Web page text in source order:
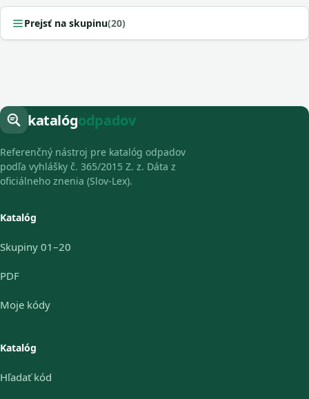
Prejsť na skupinu(20)
katalógodpadov
Referenčný nástroj pre katalóg odpadov
podľa vyhlášky č. 365/2015 Z. z. Dáta z
oficiálneho znenia (Slov-Lex).
Katalóg
Skupiny 01–20
PDF
Moje kódy
Katalóg
Hľadať kód